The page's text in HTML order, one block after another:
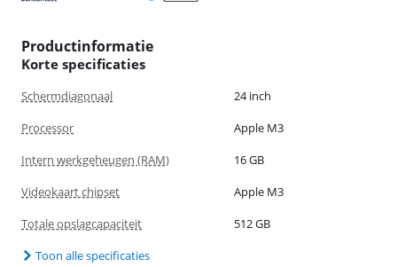
Productinformatie
Korte specificaties
Schermdiagonaal
24 inch
Processor
Apple M3
Intern werkgeheugen (RAM)
16 GB
Videokaart chipset
Apple M3
Totale opslagcapaciteit
512 GB
Toon alle specificaties